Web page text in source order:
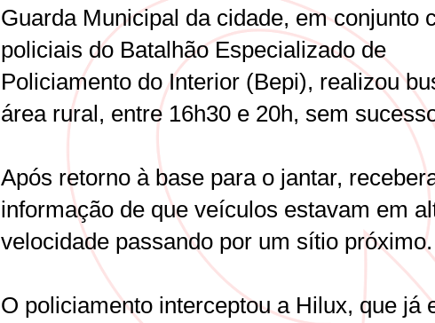
Guarda Municipal da cidade, em conjunto
policiais do Batalhão Especializado de
Policiamento do Interior (Bepi), realizou
área rural, entre 16h30 e 20h, sem
Após retorno à base para o jantar,
informação de que veículos estavam em
velocidade passando por um sítio próximo.
O policiamento interceptou a Hilux, que já